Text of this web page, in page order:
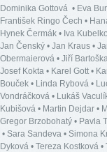
Dominika Gottová • Eva
František Ringo Čech •
Hynek Čermák • Iva
Jan Čenský • Jan Kraus •
Obermaierová • Jiří Bartoška
Josef Kokta • Karel Gott •
Bouček • Linda Rybová •
Vondráčková • Lukáš
Kubišová • Martin Dejdar •
Gregor Brzobohatý • Pavla
• Sara Sandeva • Simona
Dyková • Tereza Kostková •